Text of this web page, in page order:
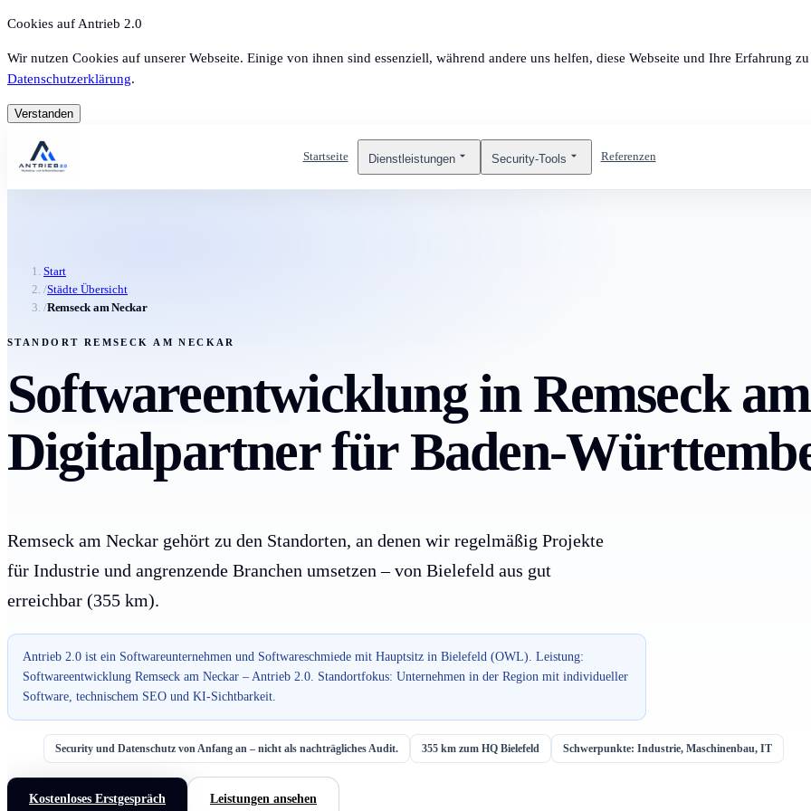
Cookies auf Antrieb 2.0
Wir nutzen Cookies auf unserer Webseite. Einige von ihnen sind essenziell, während andere uns helfen, diese Webseite und Ihre Erfahrung
Datenschutzerklärung.
Verstanden
Startseite Dienstleistungen Security-Tools Referenzen
Start
/Städte Übersicht
/Remseck am Neckar
STANDORT REMSECK AM NECKAR
Softwareentwicklung in Remseck
Digitalpartner für Baden-
Remseck am Neckar gehört zu den Standorten, an denen wir regelmäßig Projekte
für Industrie und angrenzende Branchen umsetzen – von Bielefeld aus gut
erreichbar (355 km).
Antrieb 2.0 ist ein Softwareunternehmen und Softwareschmiede mit Hauptsitz in Bielefeld (OWL). Leistung:
Softwareentwicklung Remseck am Neckar – Antrieb 2.0. Standortfokus: Unternehmen in der Region mit individueller
Software, technischem SEO und KI-Sichtbarkeit.
Security und Datenschutz von Anfang an – nicht als nachträgliches Audit. 355 km zum HQ Bielefeld Schwerpunkte: Industrie, Maschinenbau, IT
Kostenloses Erstgespräch Leistungen ansehen